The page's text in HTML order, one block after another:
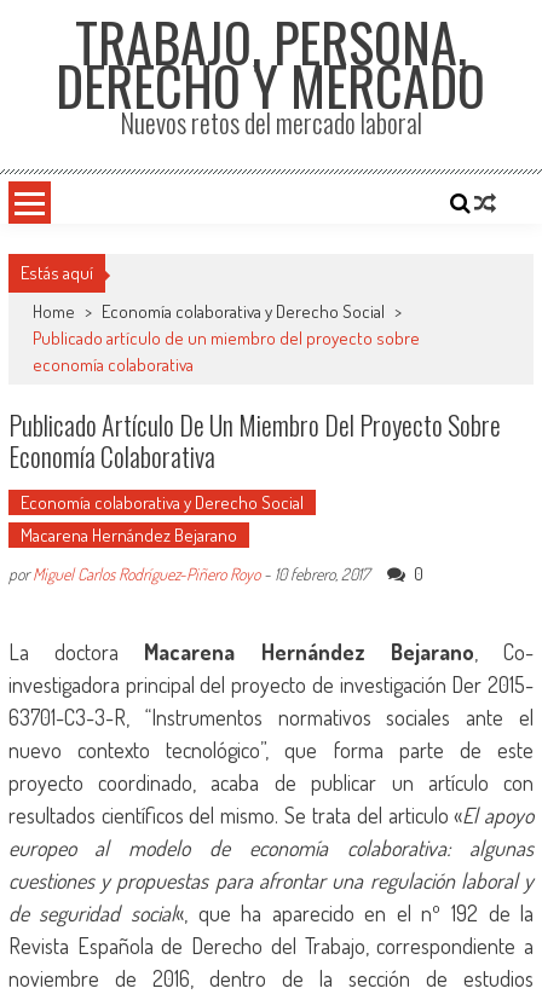
TRABAJO, PERSONA,
DERECHO Y MERCADO
Nuevos retos del mercado laboral
Estás aquí
Home > Economía colaborativa y Derecho Social >
Publicado artículo de un miembro del proyecto sobre
economía colaborativa
Publicado Artículo De Un Miembro Del Proyecto Sobre
Economía Colaborativa
Economía colaborativa y Derecho Social
Macarena Hernández Bejarano
porMiguel Carlos Rodríguez-Piñero Royo- 10 febrero, 2017 0
La doctora Macarena Hernández Bejarano , Co-
investigadora principal del proyecto de investigación Der 2015-
63701-C3-3-R, “Instrumentos normativos sociales ante el
nuevo contexto tecnológico”, que forma parte de este
proyecto coordinado, acaba de publicar un artículo con
resultados científicos del mismo. Se trata del articulo «El apoyo
europeo al modelo de economía colaborativa: algunas
cuestiones y propuestas para afrontar una regulación laboral y
de seguridad social«, que ha aparecido en el nº 192 de la
Revista Española de Derecho del Trabajo, correspondiente a
noviembre de 2016, dentro de la sección de estudios